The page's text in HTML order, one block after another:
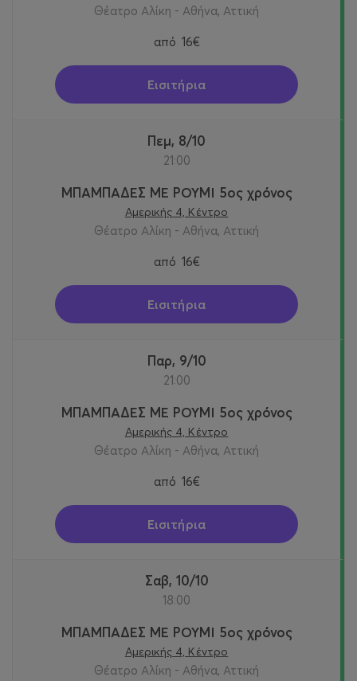
Θέατρο Αλίκη - Αθήνα, Αττική
από 16€
Εισιτήρια
Πεμ, 8/10
21:00
ΜΠΑΜΠΑΔΕΣ ΜΕ ΡΟΥΜΙ 5ος χρόνος
Αμερικής 4, Κέντρο
Θέατρο Αλίκη - Αθήνα, Αττική
από 16€
Εισιτήρια
Παρ, 9/10
21:00
ΜΠΑΜΠΑΔΕΣ ΜΕ ΡΟΥΜΙ 5ος χρόνος
Αμερικής 4, Κέντρο
Θέατρο Αλίκη - Αθήνα, Αττική
από 16€
Εισιτήρια
Σαβ, 10/10
18:00
ΜΠΑΜΠΑΔΕΣ ΜΕ ΡΟΥΜΙ 5ος χρόνος
Αμερικής 4, Κέντρο
Θέατρο Αλίκη - Αθήνα, Αττική